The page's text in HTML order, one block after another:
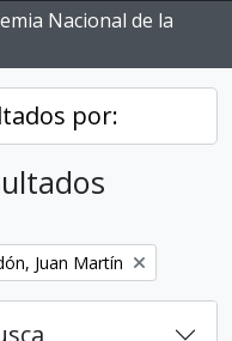
Nacional de la
por:
Juan Martín